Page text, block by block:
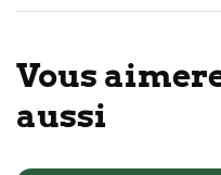
Vous
aussi